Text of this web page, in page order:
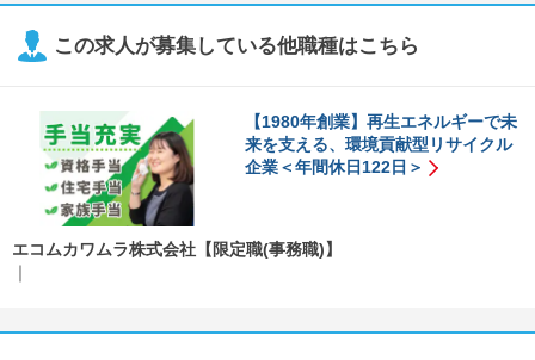
この求人が募集している他職種はこちら
【1980年創業】再生エネルギーで未
来を支える、環境貢献型リサイクル
企業＜年間休日122日＞
エコムカワムラ株式会社【限定職(事務職)】